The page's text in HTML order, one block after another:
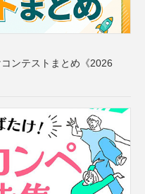
ンテストまとめ《2026